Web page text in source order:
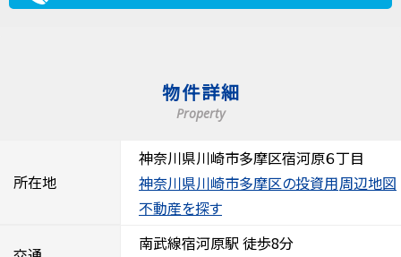
物件詳細
Property
所在地
神奈川県川崎市多摩区宿河原６丁目
周辺地図
神奈川県川崎市多摩区の投資用
不動産を探す
南武線宿河原駅 徒歩8分